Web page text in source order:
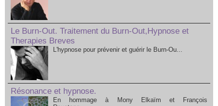
Le Burn-Out. Traitement du Burn-Out,Hypnose et
Therapies Breves
L'hypnose pour prévenir et guérir le Burn-Ou...
Résonance et hypnose.
En hommage à Mony Elkaïm et François